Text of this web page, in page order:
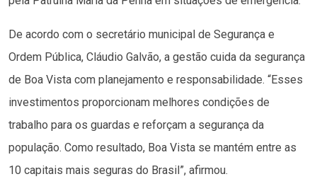
De acordo com o secretário municipal de Segurança e
Ordem Pública, Cláudio Galvão, a gestão cuida da segurança
de Boa Vista com planejamento e responsabilidade. “Esses
investimentos proporcionam melhores condições de
trabalho para os guardas e reforçam a segurança da
população. Como resultado, Boa Vista se mantém entre as
10 capitais mais seguras do Brasil”, afirmou.